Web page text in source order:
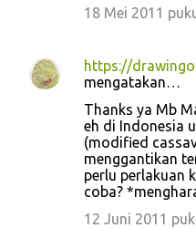
18 Mei 2011
https://
mengatakan…
Thanks ya Mb
eh di Indonesia
(modified
menggantikan
perlu perlakuan
coba?
12 Juni 2011